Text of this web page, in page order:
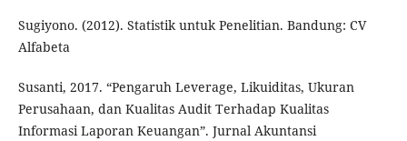
Sugiyono. (2012). Statistik untuk Penelitian. Bandung: CV
Alfabeta
Susanti, 2017. “Pengaruh Leverage, Likuiditas, Ukuran
Perusahaan, dan Kualitas Audit Terhadap Kualitas
Informasi Laporan Keuangan”. Jurnal Akuntansi